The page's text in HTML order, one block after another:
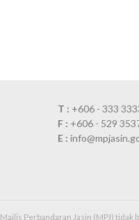
T : +606 - 333
F : +606 - 529
E :
Majlis Perbandaran Jasin (MPJ)